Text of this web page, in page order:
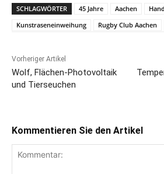
SCHLAGWÖRTER 45 Jahre Aachen
Kunstraseneinweihung
Rugby Club Aachen
Vorheriger Artikel
Wolf, Flächen-Photovoltaik
und Tierseuchen
Kommentieren Sie den Artikel